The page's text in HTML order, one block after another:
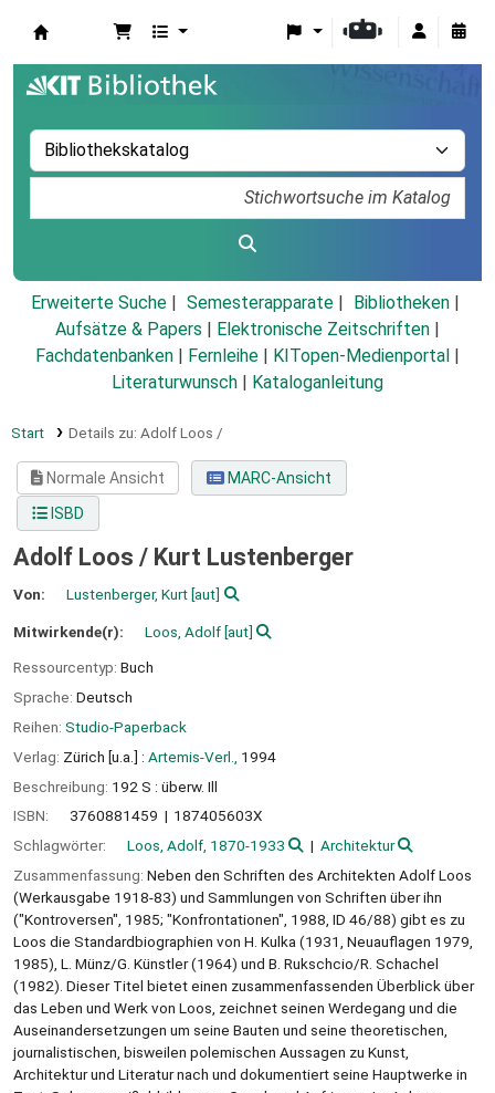
Erweiterte Suche Semesterapparate
Bibliotheken
Aufsätze & Papers
Elektronische Zeitschriften
Fachdatenbanken
Fernleihe KITopen-Medienportal
Literaturwunsch
Kataloganleitung
Start Details zu: Adolf Loos /
Normale Ansicht
MARC-Ansicht
ISBD
Adolf Loos / Kurt Lustenberger
Von: Lustenberger, Kurt[aut]
Mitwirkende(r): Loos, Adolf[aut]
Ressourcentyp: Buch
Sprache: Deutsch
Reihen: Studio-Paperback
Verlag: Zürich [u.a.] : Artemis-Verl.,
1994
Beschreibung: 192 S : überw. Ill
ISBN:
3760881459
187405603X
Schlagwörter:
Loos, Adolf, 1870-1933
Architektur
Zusammenfassung: Neben den Schriften des Architekten Adolf Loos
(Werkausgabe 1918-83) und Sammlungen von Schriften über ihn
("Kontroversen", 1985; "Konfrontationen", 1988, ID 46/88) gibt es zu
Loos die Standardbiographien von H. Kulka (1931, Neuauflagen 1979,
1985), L. Münz/G. Künstler (1964) und B. Rukschcio/R. Schachel
(1982). Dieser Titel bietet einen zusammenfassenden Überblick über
das Leben und Werk von Loos, zeichnet seinen Werdegang und die
Auseinandersetzungen um seine Bauten und seine theoretischen,
journalistischen, bisweilen polemischen Aussagen zu Kunst,
Architektur und Literatur nach und dokumentiert seine Hauptwerke in